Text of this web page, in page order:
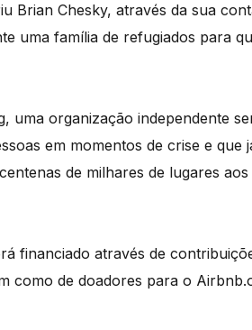
Brian Chesky, através da sua
uma família de refugiados para
uma organização independente
em momentos de crise e que
de milhares de lugares
financiado através de
como de doadores para o